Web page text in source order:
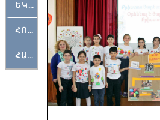
ԵԿԵՂԵՑԱԿԱՆ
ՀՈԳԵՄՏԱՒՈՐ
ՀԱՐԹԱԿ